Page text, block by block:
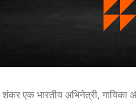
शंकर एक भारतीय अभिनेत्री,